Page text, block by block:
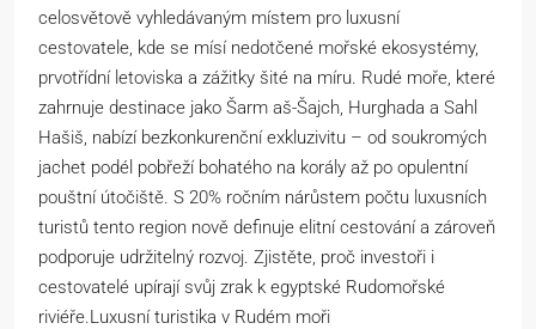
celosvětově vyhledávaným místem pro luxusní
cestovatele, kde se mísí nedotčené mořské ekosystémy,
prvotřídní letoviska a zážitky šité na míru. Rudé moře, které
zahrnuje destinace jako Šarm aš-Šajch, Hurghada a Sahl
Hašiš, nabízí bezkonkurenční exkluzivitu – od soukromých
jachet podél pobřeží bohatého na korály až po opulentní
pouštní útočiště. S 20% ročním nárůstem počtu luxusních
turistů tento region nově definuje elitní cestování a zároveň
podporuje udržitelný rozvoj. Zjistěte, proč investoři i
cestovatelé upírají svůj zrak k egyptské Rudomořské
riviéře.Luxusní turistika v Rudém moři